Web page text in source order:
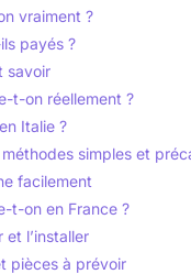
vraiment ?
payés ?
savoir
t-on réellement ?
Italie ?
simples et
facilement
t-on en France ?
l’installer
pièces à prévoir